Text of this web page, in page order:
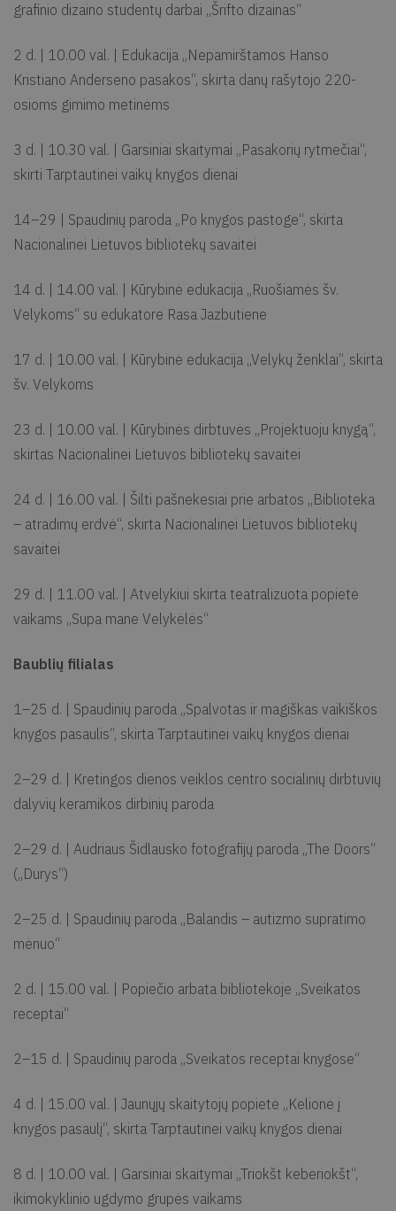
grafinio dizaino studentų darbai „Šrifto dizainas“
2 d. | 10.00 val. | Edukacija „Nepamirštamos Hanso
Kristiano Anderseno pasakos“, skirta danų rašytojo 220-
osioms gimimo metinėms
3 d. | 10.30 val. | Garsiniai skaitymai „Pasakorių rytmečiai“,
skirti Tarptautinei vaikų knygos dienai
14–29 | Spaudinių paroda „Po knygos pastoge“, skirta
Nacionalinei Lietuvos bibliotekų savaitei
14 d. | 14.00 val. | Kūrybinė edukacija „Ruošiamės šv.
Velykoms“ su edukatore Rasa Jazbutiene
17 d. | 10.00 val. | Kūrybinė edukacija „Velykų ženklai“, skirta
šv. Velykoms
23 d. | 10.00 val. | Kūrybinės dirbtuvės „Projektuoju knygą“,
skirtas Nacionalinei Lietuvos bibliotekų savaitei
24 d. | 16.00 val. | Šilti pašnekesiai prie arbatos „Biblioteka
– atradimų erdvė“, skirta Nacionalinei Lietuvos bibliotekų
savaitei
29 d. | 11.00 val. | Atvelykiui skirta teatralizuota popietė
vaikams „Supa mane Velykėlės“
Baublių filialas
1–25 d. | Spaudinių paroda „Spalvotas ir magiškas vaikiškos
knygos pasaulis“, skirta Tarptautinei vaikų knygos dienai
2–29 d. | Kretingos dienos veiklos centro socialinių dirbtuvių
dalyvių keramikos dirbinių paroda
2–29 d. | Audriaus Šidlausko fotografijų paroda „The Doors“
(„Durys“)
2–25 d. | Spaudinių paroda „Balandis – autizmo supratimo
mėnuo“
2 d. | 15.00 val. | Popiečio arbata bibliotekoje „Sveikatos
receptai“
2–15 d. | Spaudinių paroda „Sveikatos receptai knygose“
4 d. | 15.00 val. | Jaunųjų skaitytojų popietė „Kelionė į
knygos pasaulį“, skirta Tarptautinei vaikų knygos dienai
8 d. | 10.00 val. | Garsiniai skaitymai „Triokšt keberiokšt“,
ikimokyklinio ugdymo grupės vaikams